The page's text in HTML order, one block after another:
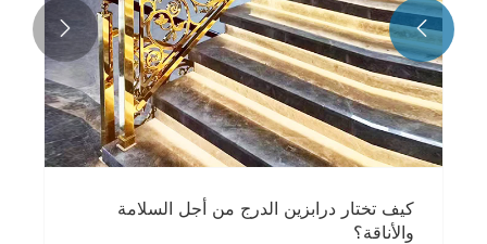
كيف تختار درابزين الدرج من أجل السلامة
والأناقة؟

